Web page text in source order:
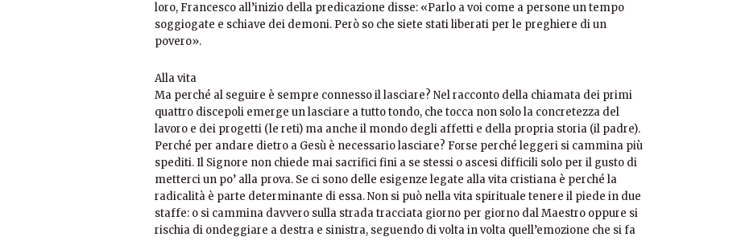
loro, Francesco all’inizio della predicazione disse: «Parlo a voi come a persone un tempo
soggiogate e schiave dei demoni. Però so che siete stati liberati per le preghiere di un
povero».
Alla vita
Ma perché al seguire è sempre connesso il lasciare? Nel racconto della chiamata dei primi
quattro discepoli emerge un lasciare a tutto tondo, che tocca non solo la concretezza del
lavoro e dei progetti (le reti) ma anche il mondo degli affetti e della propria storia (il padre).
Perché per andare dietro a Gesù è necessario lasciare? Forse perché leggeri si cammina più
spediti. Il Signore non chiede mai sacrifici fini a se stessi o ascesi difficili solo per il gusto di
metterci un po’ alla prova. Se ci sono delle esigenze legate alla vita cristiana è perché la
radicalità è parte determinante di essa. Non si può nella vita spirituale tenere il piede in due
staffe: o si cammina davvero sulla strada tracciata giorno per giorno dal Maestro oppure si
rischia di ondeggiare a destra e sinistra, seguendo di volta in volta quell’emozione che si fa